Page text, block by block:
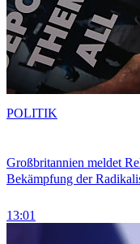
Großbritannien meldet
Bekämpfung der
13:01
POLITIK